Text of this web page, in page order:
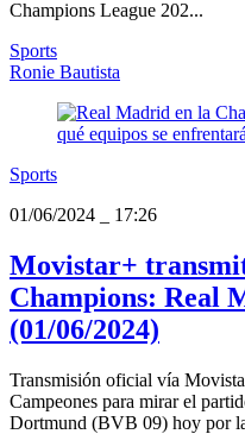
Champions League 202...
Sports
Ronie Bautista
Sports
01/06/2024
17:26
Movistar+
Champions: Real
(01/06/2024)
Transmisión oficial vía
Campeones para mirar el
Dortmund (BVB 09) hoy por